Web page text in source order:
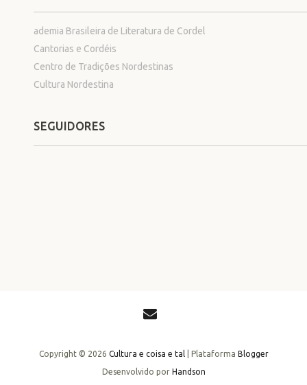
ademia Brasileira de Literatura de Cordel
Cantorias e Cordéis
Centro de Tradições Nordestinas
Cultura Nordestina
SEGUIDORES
Copyright © 2026 Cultura e coisa e tal| Plataforma Blogger
Desenvolvido por Handson